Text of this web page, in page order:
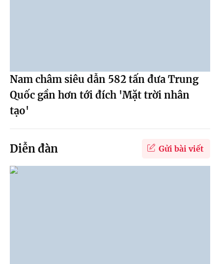
Nam châm siêu dẫn 582 tấn đưa Trung
Quốc gần hơn tới đích 'Mặt trời nhân
tạo'
Diễn đàn Gửi bài viết